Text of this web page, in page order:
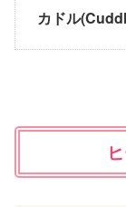
カドル